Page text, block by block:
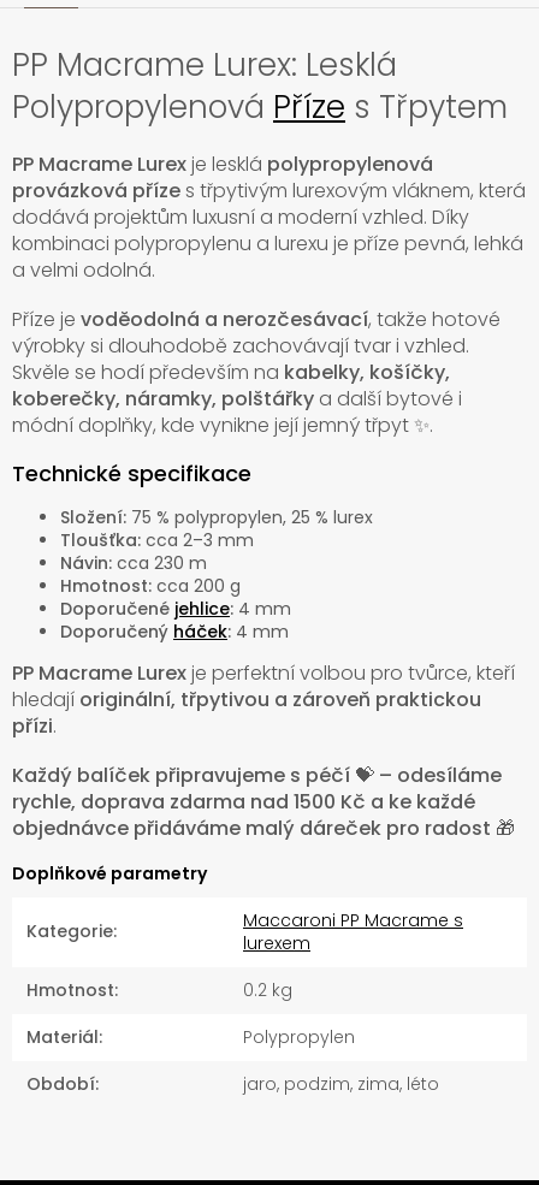
PP Macrame Lurex: Lesklá
Polypropylenová Příze s Třpytem
PP Macrame Lurexje lesklá polypropylenová
provázková přízes třpytivým lurexovým vláknem, která
dodává projektům luxusní a moderní vzhled. Díky
kombinaci polypropylenu a lurexu je příze pevná, lehká
a velmi odolná.
Příze je voděodolná a nerozčesávací, takže hotové
výrobky si dlouhodobě zachovávají tvar i vzhled.
Skvěle se hodí především na kabelky, košíčky,
koberečky, náramky, polštářky a další bytové i
módní doplňky, kde vynikne její jemný třpyt ✨.
Technické specifikace
Složení: 75 % polypropylen, 25 % lurex
Tloušťka: cca 2–3 mm
Návin: cca 230 m
Hmotnost: cca 200 g
Doporučené jehlice: 4 mm
Doporučený háček: 4 mm
PP Macrame Lurexje perfektní volbou pro tvůrce, kteří
hledají originální, třpytivou a zároveň praktickou
přízi.
Každý balíček připravujeme s péčí 💝 – odesíláme
rychle, doprava zdarma nad 1500 Kč a ke každé
objednávce přidáváme malý dáreček pro radost 🎁
Doplňkové parametry
Kategorie:
Maccaroni PP Macrame s
lurexem
Hmotnost:
0.2 kg
Materiál:
Polypropylen
Období: jaro, podzim, zima, léto